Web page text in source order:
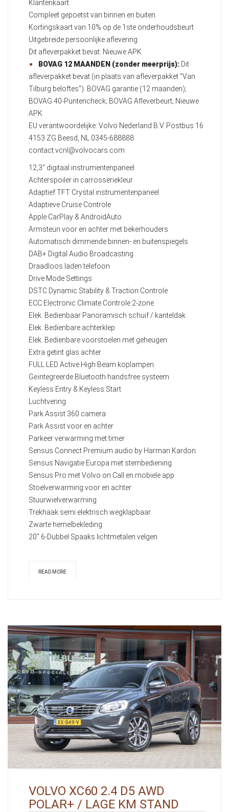
Klantenkaart
Compleet gepoetst van binnen en buiten
Kortingskaart van 10% op de 1ste onderhoudsbeurt
Uitgebreide persoonlijke aflevering
Dit afleverpakket bevat: Nieuwe APK
BOVAG 12 MAANDEN (zonder meerprijs): Dit
afleverpakket bevat (in plaats van afleverpakket "Van
Tilburg beloftes"): BOVAG garantie (12 maanden);
BOVAG 40-Puntencheck; BOVAG Afleverbeurt; Nieuwe
APK
EU verantwoordelijke: Volvo Nederland B.V. Postbus 16
4153 ZG Beesd, NL 0345-688888
contact.vcnl@volvocars.com
12,3" digitaal instrumentenpaneel
Achterspoiler in carrosseriekleur
Adaptief TFT Crystal instrumentenpaneel
Adaptieve Cruise Controle
Apple CarPlay & AndroidAuto
Armsteun voor en achter met bekerhouders
Automatisch dimmende binnen- en buitenspiegels
DAB+ Digital Audio Broadcasting
Draadloos laden telefoon
Drive Mode Settings
DSTC Dynamic Stability & Traction Controle
ECC Electronic Climate Controle 2-zone
Elek. Bedienbaar Panoramisch schuif / kanteldak
Elek. Bedienbare achterklep
Elek. Bedienbare voorstoelen met geheugen
Extra getint glas achter
FULL LED Active High Beam koplampen
Geïntegreerde Bluetooth handsfree systeem
Keyless Entry & Keyless Start
Luchtvering
Park Assist 360 camera
Park Assist voor en achter
Parkeer verwarming met timer
Sensus Connect Premium audio by Harman Kardon
Sensus Navigatie Europa met stembediening
Sensus Pro met Volvo on Call en mobiele app
Stoelverwarming voor en achter
Stuurwielverwarming
Trekhaak semi elektrisch wegklapbaar
Zwarte hemelbekleding
20" 6-Dubbel Spaaks lichtmetalen velgen
READ MORE
VOLVO XC60 2.4 D5 AWD
POLAR+ / LAGE KM STAND